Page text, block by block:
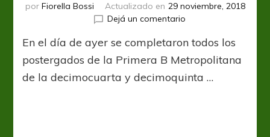
por Fiorella Bossi Actualizado en 29 noviembre, 2018
Dejá un comentarioen
a
puro
En el día de ayer se completaron todos los
postergados de la Primera B Metropolitana
de la decimocuarta y decimoquinta …